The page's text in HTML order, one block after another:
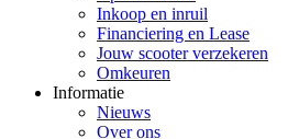
Inkoop en inruil
Financiering en Lease
Jouw scooter verzekeren
Omkeuren
Informatie
Nieuws
Over ons